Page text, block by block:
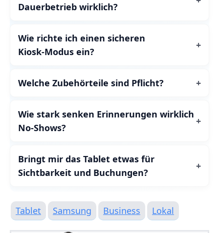
Dauerbetrieb wirklich?
Wie richte ich einen sicheren
Kiosk‑Modus ein?
Welche Zubehörteile sind Pflicht?
Wie stark senken Erinnerungen wirklich
No‑Shows?
Bringt mir das Tablet etwas für
Sichtbarkeit und Buchungen?
Tablet Samsung Business Lokal